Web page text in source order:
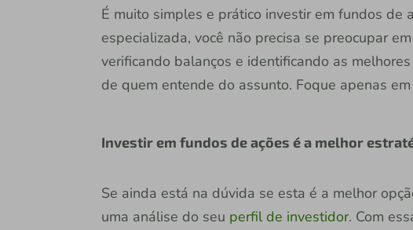
É muito simples e prático investir em fundos de
especializada, você não precisa se preocupar
verificando balanços e identificando as
de quem entende do assunto. Foque apenas
Investir em fundos de ações é a melhor
Se ainda está na dúvida se esta é a melhor
uma análise do seu perfil de investidor. Com